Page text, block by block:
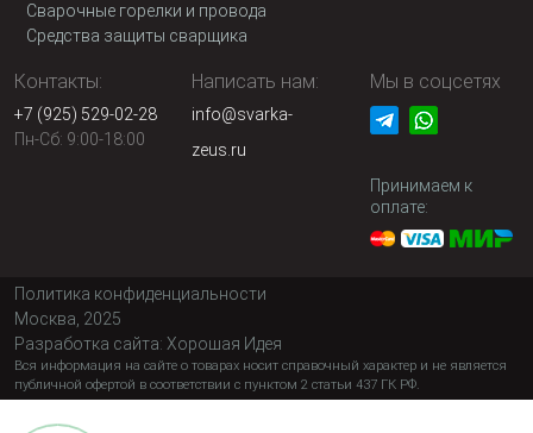
Сварочные горелки и провода
Средства защиты сварщика
Контакты:
+7 (925) 529-02-28
Пн-Сб: 9:00-18:00
Написать нам:
info@svarka-
zeus.ru
Мы в соцсетях
Принимаем к
оплате:
Политика конфиденциальности
Москва, 2025
Разработка сайта: Хорошая Идея
Вся информация на сайте о товарах носит справочный характер и не является
публичной офертой в соответствии с пунктом 2 статьи 437 ГК РФ.